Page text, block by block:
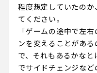
程度想定していたの
てください。
「ゲームの途中で左
ンを変えることがあ
で、それもあるかな
でサイドチェンジな